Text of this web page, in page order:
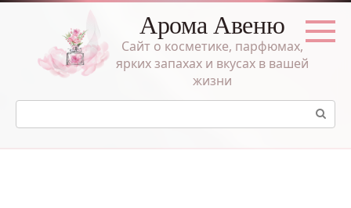
Перейти
Арома Авеню
Сайт о косметике, парфюмах,
ярких запахах и вкусах в вашей
жизни
Поиск: